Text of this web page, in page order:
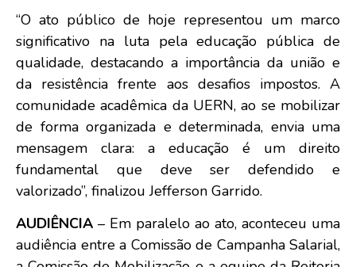
“O ato público de hoje representou um marco
significativo na luta pela educação pública de
qualidade, destacando a importância da união e
da resistência frente aos desafios impostos. A
comunidade acadêmica da UERN, ao se mobilizar
de forma organizada e determinada, envia uma
mensagem clara: a educação é um direito
fundamental que deve ser defendido e
valorizado”, finalizou Jefferson Garrido.
AUDIÊNCIA – Em paralelo ao ato, aconteceu uma
audiência entre a Comissão de Campanha Salarial,